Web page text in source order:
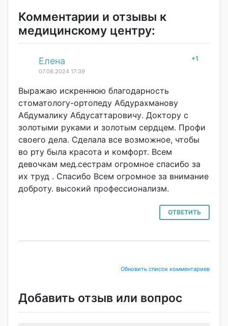
Комментарии и отзывы к
медицинскому центру:
+1
Елена
07.08.2024 17:39
Выражаю искреннюю благодарность
стоматологу-ортопеду Абдурахманову
Абдумалику Абдусаттаровичу. Доктору с
золотыми руками и золотым сердцем. Профи
своего дела. Сделала все возможное, чтобы
во рту была красота и комфорт. Всем
девочкам мед.сестрам огромное спасибо за
их труд . Спасибо Всем огромное за внимание
доброту. высокий профессионализм.
ОТВЕТИТЬ
Обновить список комментариев
Добавить отзыв или вопрос